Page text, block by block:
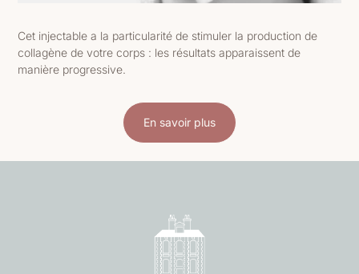
Cet injectable a la particularité de stimuler la production de
collagène de votre corps : les résultats apparaissent de
manière progressive.
En savoir plus